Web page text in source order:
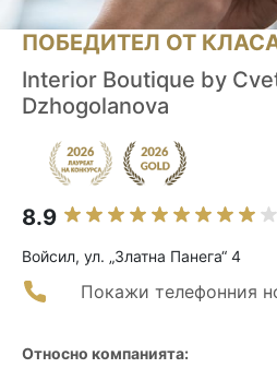
ПОБЕДИТЕЛ ОТ
Interior Boutique by
Dzhogolanova
8.9
Войсил, ул. „Златна Панега“ 4
Покажи телефонния
Относно компанията: